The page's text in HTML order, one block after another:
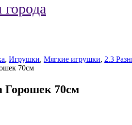
, Игрушки, Мягкие игрушки, 2.3
70см
70см